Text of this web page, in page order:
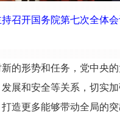
召开国务院第七次全体
的形势和任务，党中央
展和安全等关系，切实
造更多能够带动全局的